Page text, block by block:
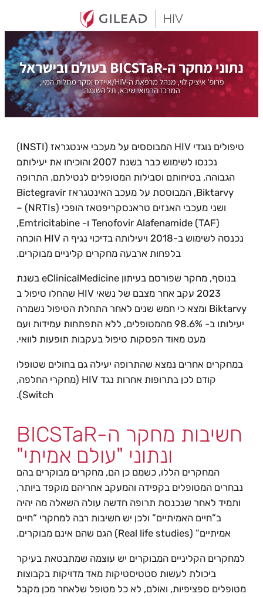
טיפולים נוגדי HIV המבוססים על מעכבי אינטגראז (INSTI)
נכנסו לשימוש כבר בשנת 2007 והוכיחו את יעילותם
הגבוהה, בטיחותם וסבילות המטופלים לנטילתם. התרופה
Biktarvy, המבוססת על מעכב האינטגראז Bictegravir
ושני מעכבי האנזים טראנסקריפטאז הופכי (NRTIs) –
Tenofovir Alafenamide (TAF) ו- Emtricitabine,
נכנסה לשימוש ב-2018 ויעילותה בדיכוי נגיף ה HIV הוכחה
בלפחות ארבעה מחקרים קליניים מבוקרים.
בנוסף, מחקר שפורסם בעיתון eClinicalMedicine בשנת
2023 עקב אחר מצבם של נשאי HIV שהחלו טיפול ב
Biktarvy ומצא כי חמש שנים לאחר התחלת הטיפול נשמרה
יעילותו ב- 98.6% מהמטופלים, ללא התפתחות עמידות ועם
מעט מאוד הפסקות טיפול בעקבות תופעות לוואי.
במחקרים אחרים נמצא שהתרופה יעילה גם בחולים שטופלו
קודם לכן בתרופות אחרות נגד HIV (מחקרי החלפה,
Switch).
חשיבות מחקר ה-BICSTaR
ונתוני "עולם אמיתי"
המחקרים הללו, כשמם כן הם, מחקרים מבוקרים בהם
נבחרים המטופלים בקפידה והמעקב אחריהם מוקפד ביותר,
ותמיד לאחר שנכנסת תרופה חדשה עולה השאלה מה יהיה
ב”חיים האמיתיים” ולכן יש חשיבות רבה למחקרי “חיים
אמיתיים” (Real life studies) הגם שהם אינם מבוקרים.
למחקרים הקליניים המבוקרים יש עוצמה שמתבטאת בעיקר
ביכולת לעשות סטטיסטיקות מאד מדויקות בקבוצות
מטופלים ספציפיות, ואולם, לא כל מטופל שלאחר מכן מקבל